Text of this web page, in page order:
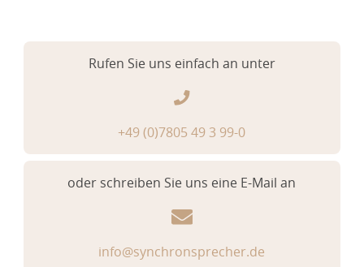
Rufen Sie uns einfach an unter
+49 (0)7805 49 3 99-0
oder schreiben Sie uns eine E-Mail an
info@synchronsprecher.de